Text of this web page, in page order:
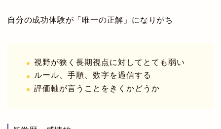
自分の成功体験が「唯一の正解」になりがち
視野が狭く長期視点に対してとても弱い
ルール、手順、数字を過信する
評価軸が言うことをきくかどうか